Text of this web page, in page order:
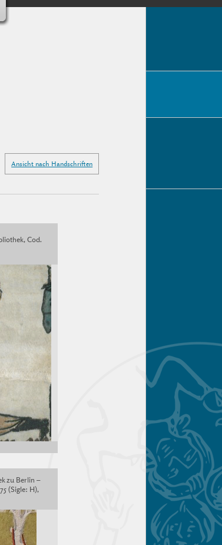
Ansicht nach Handschriften
Cod.
zu Berlin –
(Sigle: H),